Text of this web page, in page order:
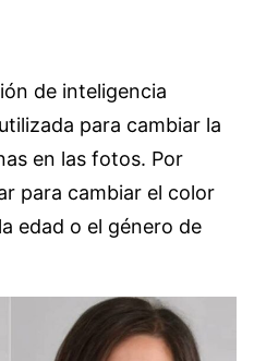
de inteligencia
para cambiar la
en las fotos. Por
para cambiar el color
edad o el género de